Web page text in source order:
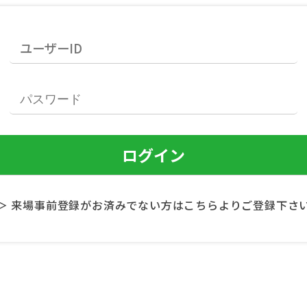
来場事前登録がお済みでない方はこちらよりご登録下さ